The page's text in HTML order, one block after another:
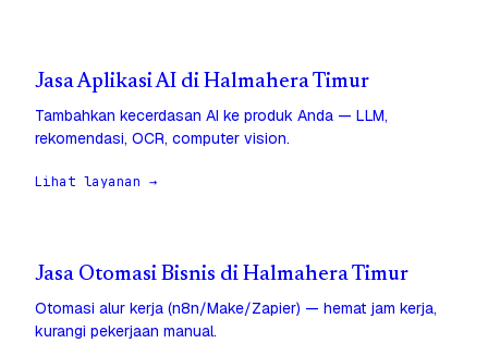
Jasa Aplikasi AI di Halmahera Timur
Tambahkan kecerdasan AI ke produk Anda — LLM,
rekomendasi, OCR, computer vision.
Lihat layanan →
Jasa Otomasi Bisnis di Halmahera Timur
Otomasi alur kerja (n8n/Make/Zapier) — hemat jam kerja,
kurangi pekerjaan manual.